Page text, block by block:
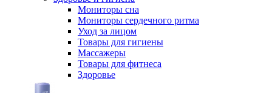
Мониторы сна
Мониторы сердечного ритма
Уход за лицом
Товары для гигиены
Массажеры
Товары для фитнеса
Здоровье